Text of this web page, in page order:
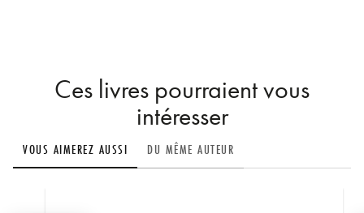
Ces livres pourraient vous
intéresser
VOUS AIMEREZ AUSSI DU MÊME AUTEUR